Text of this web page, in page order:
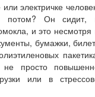
электричке
потом? Он сидит,
и это несмотря
бумажки,
просто
или в